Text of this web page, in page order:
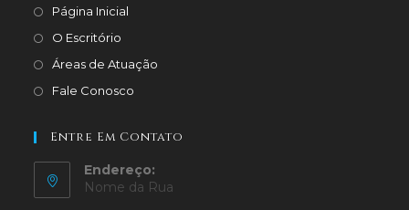
Página Inicial
O Escritório
Áreas de Atuação
Fale Conosco
Entre Em Contato
Endereço:
Nome da Rua